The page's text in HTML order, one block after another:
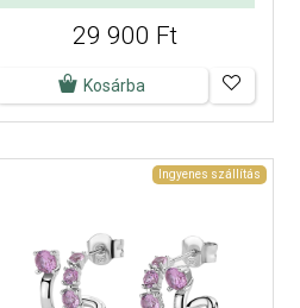
29 900 Ft
Kosárba
Ingyenes szállítás